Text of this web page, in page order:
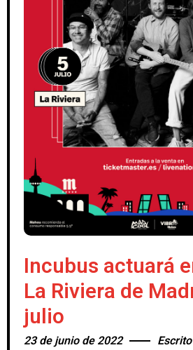
Incubus actuará
La Riviera de
julio
23 de junio de 2022